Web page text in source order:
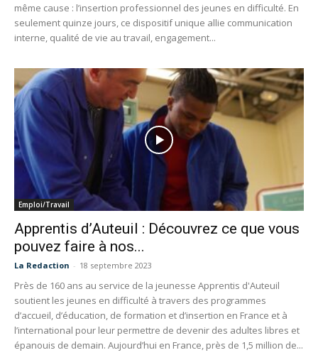
même cause : l’insertion professionnel des jeunes en difficulté. En
seulement quinze jours, ce dispositif unique allie communication
interne, qualité de vie au travail, engagement...
Emploi/Travail
Apprentis d’Auteuil : Découvrez ce que vous
pouvez faire à nos...
La Redaction - 18 septembre 2023
Près de 160 ans au service de la jeunesse Apprentis d'Auteuil
soutient les jeunes en difficulté à travers des programmes
d’accueil, d’éducation, de formation et d’insertion en France et à
l’international pour leur permettre de devenir des adultes libres et
épanouis de demain. Aujourd’hui en France, près de 1,5 million de...